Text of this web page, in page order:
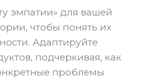
эмпатии» для вашей
чтобы понять их
Адаптируйте
подчеркивая, как
проблемы